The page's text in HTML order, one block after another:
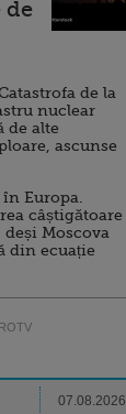
de
de la
nuclear
de alte
ascunse
Europa.
câștigătoare
Moscova
din ecuație
07.08.2026